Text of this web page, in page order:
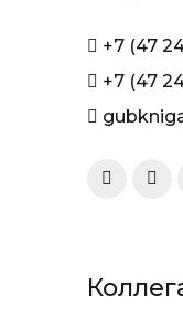
+7 (47
+7 (47